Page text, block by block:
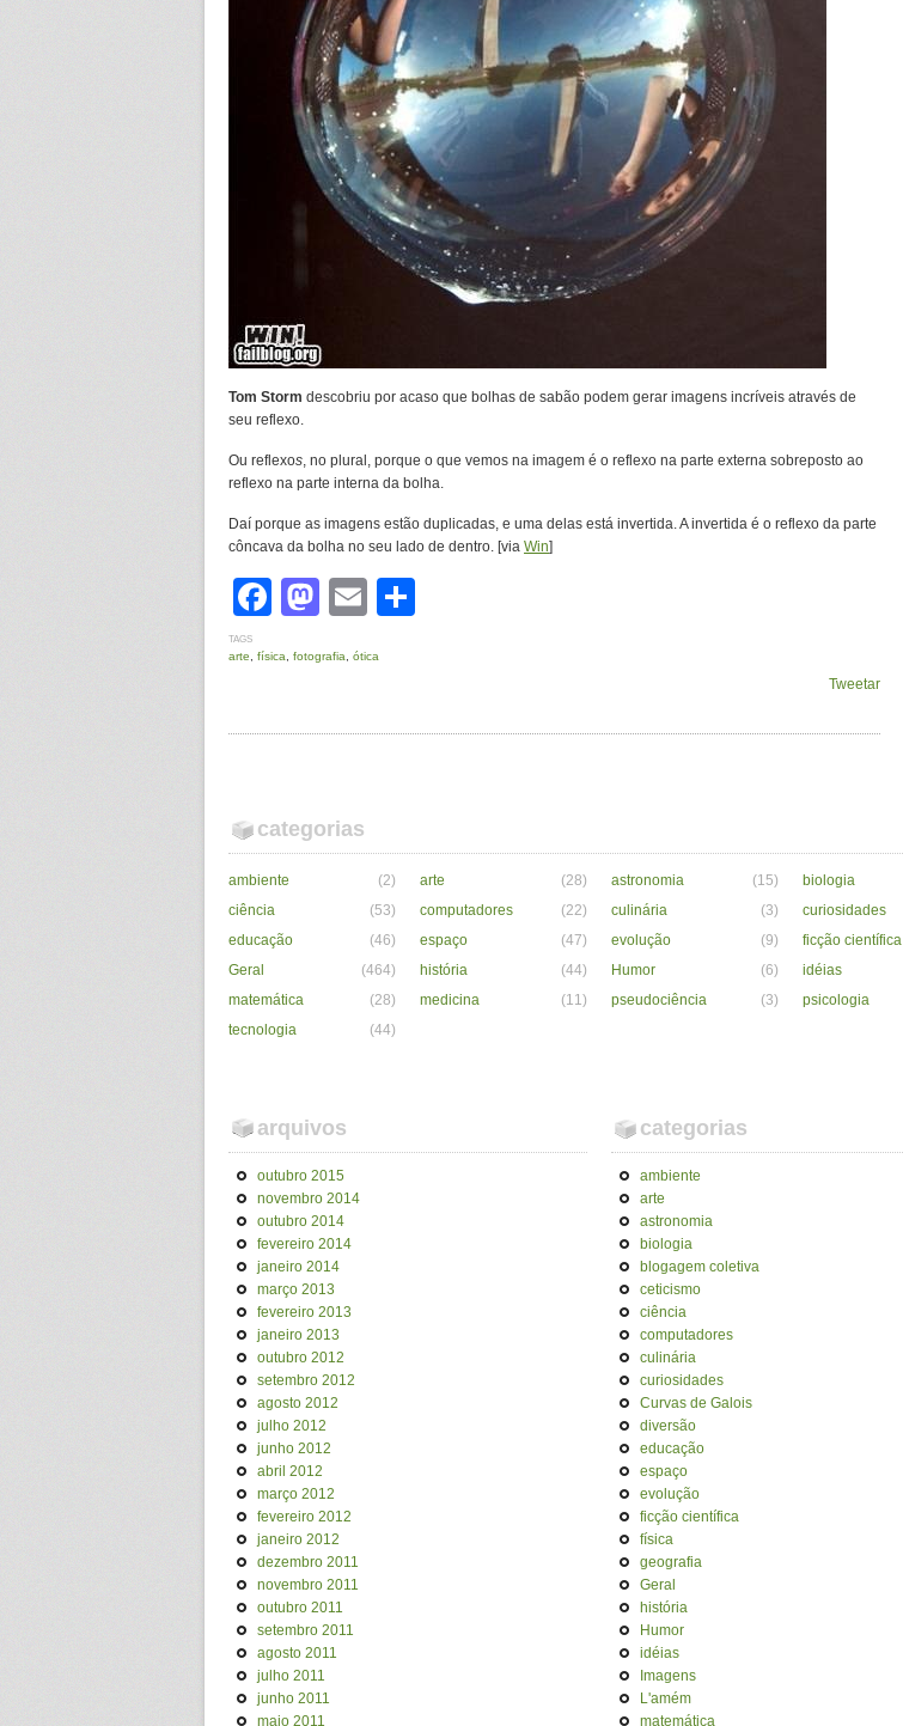
Tom Storm descobriu por acaso que bolhas de sabão podem gerar imagens incríveis através de
seu reflexo.
Ou reflexos, no plural, porque o que vemos na imagem é o reflexo na parte externa sobreposto ao
reflexo na parte interna da bolha.
Daí porque as imagens estão duplicadas, e uma delas está invertida. A invertida é o reflexo da parte
côncava da bolha no seu lado de dentro. [via Win]
Facebook
Mastodon
Email
TAGS
arte, física, fotografia, ótica
Tweetar
categorias
ambiente (2) arte (28) astronomia (15) biologia
ciência
(53) computadores (22) culinária (3) curiosidades
educação
(46) espaço (47) evolução (9) ficção científica
Geral
(464) história (44) Humor (6) idéias
matemática
(28) medicina (11) pseudociência (3) psicologia
tecnologia
(44)
arquivos
outubro 2015
novembro 2014
outubro 2014
fevereiro 2014
janeiro 2014
março 2013
fevereiro 2013
janeiro 2013
outubro 2012
setembro 2012
agosto 2012
julho 2012
junho 2012
abril 2012
março 2012
fevereiro 2012
janeiro 2012
dezembro 2011
novembro 2011
outubro 2011
setembro 2011
agosto 2011
julho 2011
junho 2011
maio 2011
categorias
ambiente
arte
astronomia
biologia
blogagem coletiva
ceticismo
ciência
computadores
culinária
curiosidades
Curvas de Galois
diversão
educação
espaço
evolução
ficção científica
física
geografia
Geral
história
Humor
idéias
Imagens
L'amém
matemática